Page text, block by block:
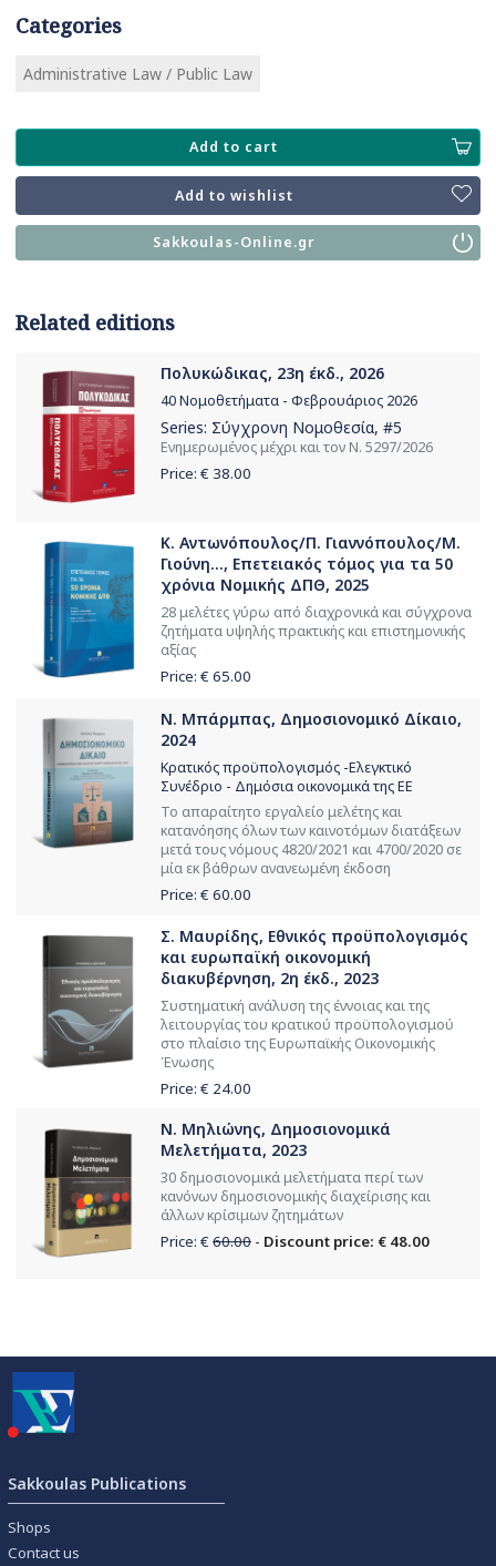
Categories
Administrative Law / Public Law
Add to cart
Add to wishlist
Sakkoulas-Online.gr
Related editions
Πολυκώδικας, 23η έκδ., 2026
40 Νομοθετήματα - Φεβρουάριος 2026
Series: Σύγχρονη Νομοθεσία, #5
Ενημερωμένος μέχρι και τον Ν. 5297/2026
Price: € 38.00
Κ. Αντωνόπουλος/Π. Γιαννόπουλος/Μ.
Γιούνη..., Επετειακός τόμος για τα 50
χρόνια Νομικής ΔΠΘ, 2025
28 μελέτες γύρω από διαχρονικά και σύγχρονα
ζητήματα υψηλής πρακτικής και επιστημονικής
αξίας
Price: € 65.00
Ν. Μπάρμπας, Δημοσιονομικό Δίκαιο,
2024
Κρατικός προϋπολογισμός -Ελεγκτικό
Συνέδριο - Δημόσια οικονομικά της ΕΕ
Το απαραίτητο εργαλείο μελέτης και
κατανόησης όλων των καινοτόμων διατάξεων
μετά τους νόμους 4820/2021 και 4700/2020 σε
μία εκ βάθρων ανανεωμένη έκδοση
Price: € 60.00
Σ. Μαυρίδης, Εθνικός προϋπολογισμός
και ευρωπαϊκή οικονομική
διακυβέρνηση, 2η έκδ., 2023
Συστηματική ανάλυση της έννοιας και της
λειτουργίας του κρατικού προϋπολογισμού
στο πλαίσιο της Ευρωπαϊκής Οικονομικής
Ένωσης
Price: € 24.00
Ν. Μηλιώνης, Δημοσιονομικά
Μελετήματα, 2023
30 δημοσιονομικά μελετήματα περί των
κανόνων δημοσιονομικής διαχείρισης και
άλλων κρίσιμων ζητημάτων
Price: € 60.00 - Discount price: € 48.00
Sakkoulas Publications
Shops
Contact us